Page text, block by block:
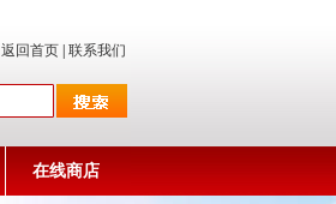
返回首页 联系我们
在线商店